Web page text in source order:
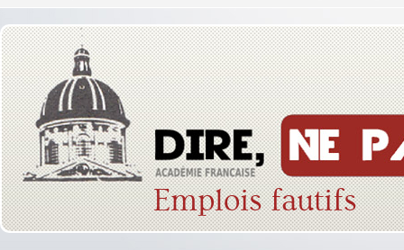
Emplois fautifs